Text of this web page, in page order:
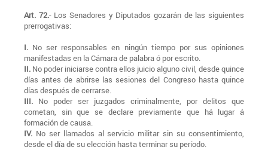
Art. 72.- Los Senadores y Diputados gozarán de las siguientes
prerrogativas:
I. No ser responsables en ningún tiempo por sus opiniones
manifestadas en la Cámara de palabra ó por escrito.
II. No poder iniciarse contra ellos juicio alguno civil, desde quince
días antes de abrirse las sesiones del Congreso hasta quince
días después de cerrarse.
III. No poder ser juzgados criminalmente, por delitos que
cometan, sin que se declare previamente que há lugar á
formación de causa.
IV. No ser llamados al servicio militar sin su consentimiento,
desde el día de su elección hasta terminar su período.